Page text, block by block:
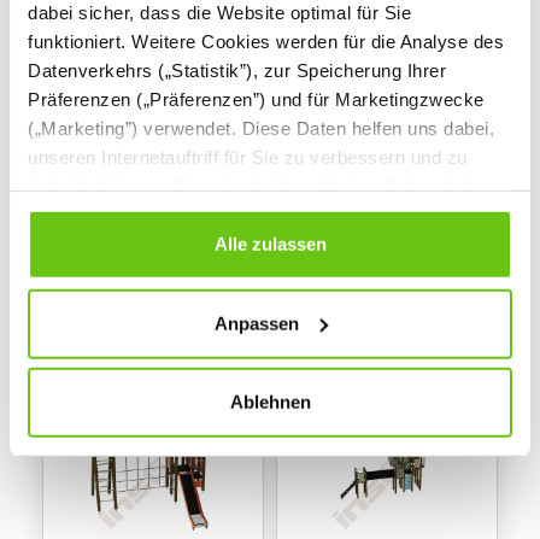
dabei sicher, dass die Website optimal für Sie
funktioniert. Weitere Cookies werden für die Analyse des
Datenverkehrs („Statistik”), zur Speicherung Ihrer
Präferenzen („Präferenzen”) und für Marketingzwecke
(„Marketing”) verwendet. Diese Daten helfen uns dabei,
unseren Internetauftriff für Sie zu verbessern und zu
Cookies Sie erlauben. Verweigern Sie Ihre Zustimmung,
wählen Sie „Alle ablehnen” – in diesem Fall werden nur
Daten verarbeitet, die für den Besuch unserer Website
jederzeit ändern, indem Sie auf die Schaltfläche unten
links klicken. Weitere Informationen zur Datennutzung
Alle zulassen
Anpassen
Ablehnen
Quadro Me Simple
Kletterkombi
Produktnummer: NV4266MP-A
Orbis Set mit
Sandkasten
Produktnummer: NV11825MP